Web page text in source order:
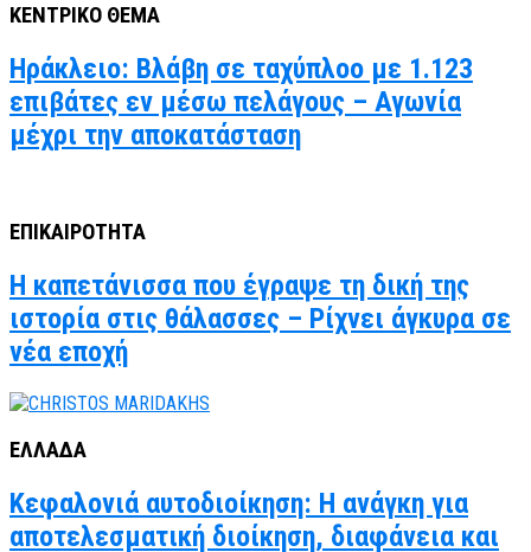
ΚΕΝΤΡΙΚΟ ΘΕΜΑ
Ηράκλειο: Βλάβη σε ταχύπλοο με 1.123
επιβάτες εν μέσω πελάγους – Αγωνία
μέχρι την αποκατάσταση
ΕΠΙΚΑΙΡΟΤΗΤΑ
Η καπετάνισσα που έγραψε τη δική της
ιστορία στις θάλασσες – Ρίχνει άγκυρα σε
νέα εποχή
ΕΛΛΑΔΑ
Κεφαλονιά αυτοδιοίκηση: Η ανάγκη για
αποτελεσματική διοίκηση, διαφάνεια και